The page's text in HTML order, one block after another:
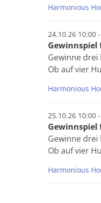
Harmonious
24.10.26 10:00
Gewinnspiel
Gewinne
Ob auf vier
Harmonious
25.10.26 10:00
Gewinnspiel
Gewinne
Ob auf vier
Harmonious